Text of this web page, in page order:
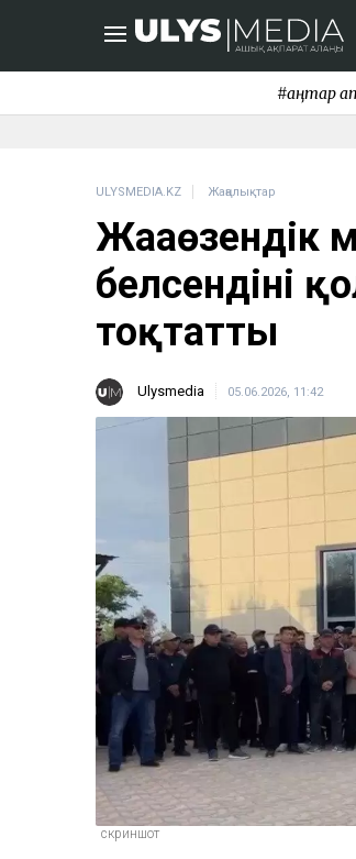
#қаңтар
ULYSMEDIA.KZ Жаңалықтар
белсендіні
тоқтатты
Ulysmedia 05.06.2026, 11:42
скриншот